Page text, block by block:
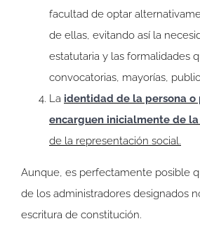
facultad de optar
de ellas, evitando así la
estatutaria y las formalidades
convocatorias, mayorías,
La identidad de la persona o
encarguen inicialmente de
de la representación social.
Aunque, es perfectamente posible
de los administradores designados
escritura de constitución.